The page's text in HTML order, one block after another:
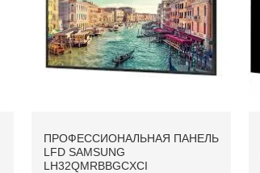
ПРОФЕССИОНАЛЬНАЯ ПАНЕЛЬ
LFD SAMSUNG
LH32QMRBBGCXCI